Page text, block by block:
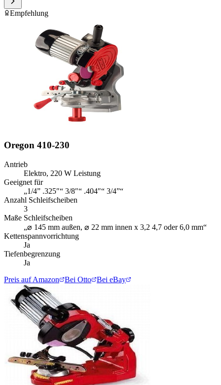
Empfehlung
Oregon 410-230
Antrieb
Elektro, 220 W Leistung
Geeignet für
„1/4” .325″“ 3/8″“ .404″“ 3/4”“
Anzahl Schleifscheiben
3
Maße Schleifscheiben
„⌀ 145 mm außen, ⌀ 22 mm innen x 3,2 4,7 oder 6,0 mm“
Kettenspannvorrichtung
Ja
Tiefenbegrenzung
Ja
Preis auf Amazon
Bei Otto Bei eBay